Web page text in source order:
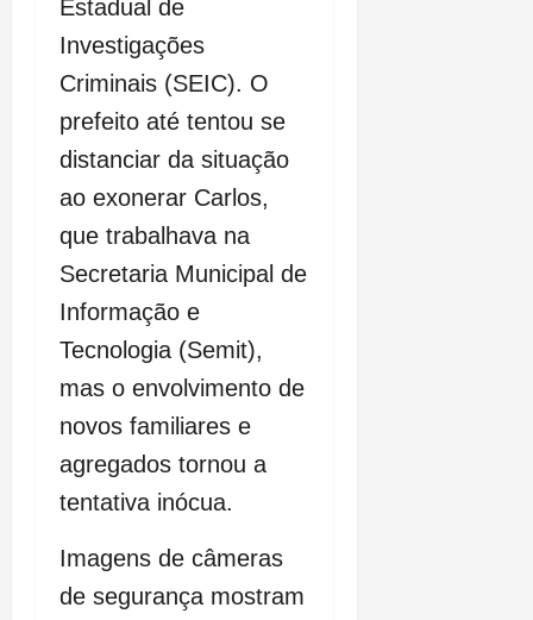
Estadual de
Investigações
Criminais (SEIC). O
prefeito até tentou se
distanciar da situação
ao exonerar Carlos,
que trabalhava na
Secretaria Municipal de
Informação e
Tecnologia (Semit),
mas o envolvimento de
novos familiares e
agregados tornou a
tentativa inócua.
Imagens de câmeras
de segurança mostram